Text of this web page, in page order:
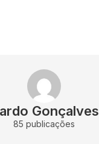
Gonçalves
85 publicações